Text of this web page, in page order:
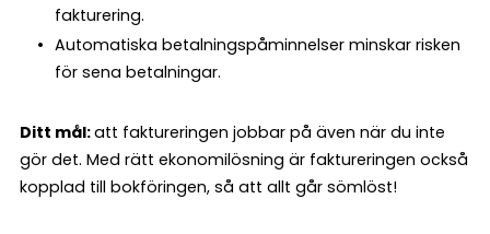
fakturering.
Automatiska betalningspåminnelser minskar risken
för sena betalningar.
Ditt mål:att faktureringen jobbar på även när du inte
gör det. Med rätt ekonomilösning är faktureringen också
kopplad till bokföringen, så att allt går sömlöst!